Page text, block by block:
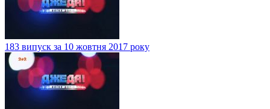
183 випуск за 10 жовтня 2017 року